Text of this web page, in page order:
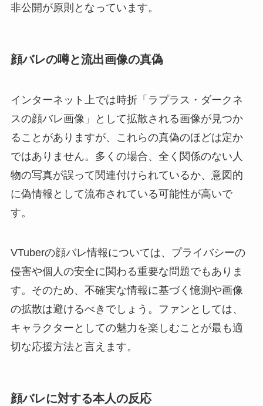
非公開が原則となっています。
顔バレの噂と流出画像の真偽
インターネット上では時折「ラプラス・ダークネ
スの顔バレ画像」として拡散される画像が見つか
ることがありますが、これらの真偽のほどは定か
ではありません。多くの場合、全く関係のない人
物の写真が誤って関連付けられているか、意図的
に偽情報として流布されている可能性が高いで
す。
VTuberの顔バレ情報については、プライバシーの
侵害や個人の安全に関わる重要な問題でもありま
す。そのため、不確実な情報に基づく憶測や画像
の拡散は避けるべきでしょう。ファンとしては、
キャラクターとしての魅力を楽しむことが最も適
切な応援方法と言えます。
顔バレに対する本人の反応